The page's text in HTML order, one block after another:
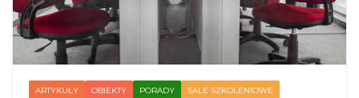
ARTYKUŁY OBIEKTY PORADY
SALE SZKOLENIOWE